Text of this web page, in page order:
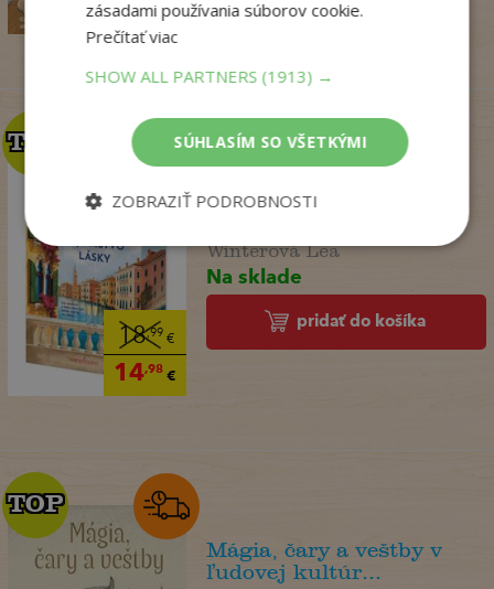
15,57€
18,99 €
14,98€
TOP
TOP
Talianske tajomstvo
Winterová Lea
Na sklade
pridať do košíka
TOP
TOP
Mágia, čary a veštby v
ľudovej kultúr...
zásadami používania súborov cookie.
Prečítať viac
SHOW ALL PARTNERS (1913) →
SÚHLASÍM SO VŠETKÝMI
ZOBRAZIŤ PODROBNOSTI